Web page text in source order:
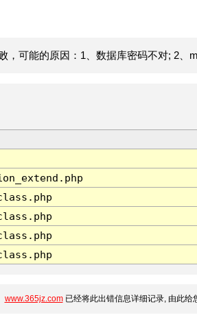
，可能的原因：1、数据库密码不对; 2、
www.365jz.com已经将此出错信息详细记录, 由此给